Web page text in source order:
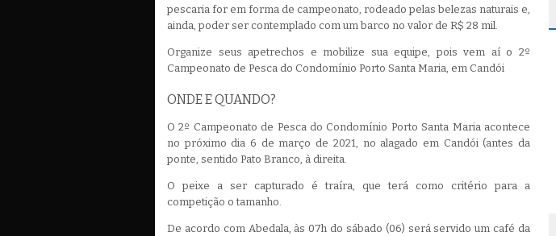
pescaria for em forma de campeonato, rodeado pelas belezas naturais e,
ainda, poder ser contemplado com um barco no valor de R$ 28 mil.
Organize seus apetrechos e mobilize sua equipe, pois vem aí o 2º
Campeonato de Pesca do Condomínio Porto Santa Maria, em Candói
ONDE E QUANDO?
O 2º Campeonato de Pesca do Condomínio Porto Santa Maria acontece
no próximo dia 6 de março de 2021, no alagado em Candói (antes da
ponte, sentido Pato Branco, à direita.
O peixe a ser capturado é traíra, que terá como critério para a
competição o tamanho.
De acordo com Abedala, às 07h do sábado (06) será servido um café da